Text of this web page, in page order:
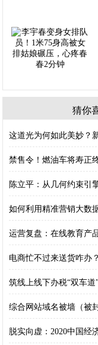
猜你
这道光为何如此美妙？
禁售令！燃油车将寿正
陈立平：从几何约束引
如何利用精准营销大数
运营复盘：在线教育产
电商忙不过来送货咋办
筑线上线下办税“双车
综合网站域名被墙（被
脱实向虚：2020中国经